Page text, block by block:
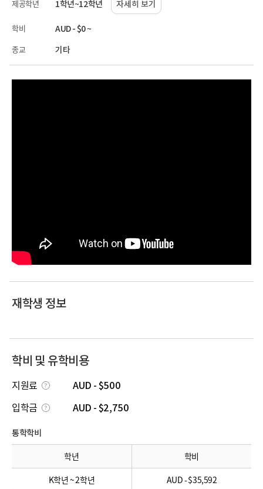
제공학년 1학년~12학년 자세히 보기
학비 AUD - $0 ~
종교 기타
재학생 정보
학비 및 유학비용
지원료
AUD - $500
입학금
AUD - $2,750
통학학비
학년
학비
K학년 ~ 2학년
AUD - $35,592